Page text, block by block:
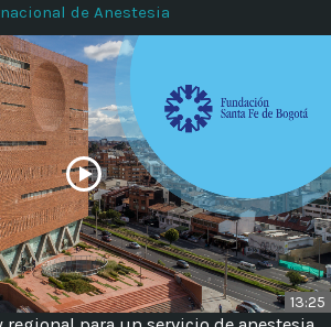
de Anestesia
13:25